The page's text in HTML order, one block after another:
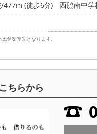
477m (徒歩6分) 西脇南中
現況優先となります。
こちらから